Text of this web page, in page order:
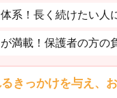
系！長く続けたい人
満載！保護者の方の
きっかけを与え、